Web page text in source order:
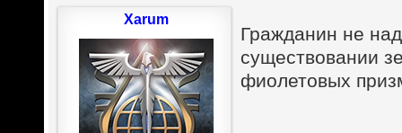
Гражданин не
существовании
фиолетовых
Xarum